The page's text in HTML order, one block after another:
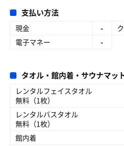
支払い方法
現金 -
電子マネー
-
タオル・館内着・サウナマッ
レンタルフェイスタオル
無料（1枚）
レンタルバスタオル
無料（1枚）
館内着